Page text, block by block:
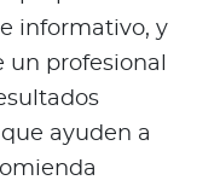
informativo, y
profesional
ayuden a